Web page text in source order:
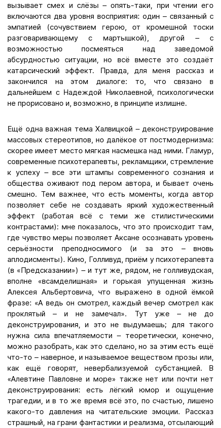
вызывает смех и слёзы – опять-таки, при чтении его
включаются два уровня восприятия: один – связанный с
эмпатией (сочувствием герою, от кромешной тоски
разговаривающему с мартышкой), другой – с
возможностью посмеяться над заведомой
абсурдностью ситуации, но всё вместе это создаёт
катарсический эффект. Правда, для меня рассказ и
закончился на этом диалоге: то, что связано в
дальнейшем с Надеждой Николаевной, психологически
не прорисовано и, возможно, в принципе излишне.
Ещё одна важная тема Халвицкой – деконструирование
массовых стереотипов, но далёкое от постмодернизма:
скорее имеет место мягкая насмешка над ними. Гламур,
современные психотерапевты, рекламщики, стремление
к успеху – все эти штампы современного сознания и
общества оживают под пером автора, и бывает очень
смешно. Тем важнее, что есть моменты, когда автор
позволяет себе не создавать яркий художественный
эффект (работая всё с теми же стилистическими
контрастами): мне показалось, что это происходит там,
где чувство меры позволяет Аксане осознавать уровень
серьёзности преподносимого (и за это – вновь
аплодисменты). Кино, Голливуд, приём у психотерапевта
(в «Предсказании») – и тут же, рядом, не голливудская,
вполне «всамделишная» и горькая упущенная жизнь
Алексея Альбертовича, что выражено в одной ёмкой
фразе: «А ведь он смотрел, каждый вечер смотрел как
проклятый – и не замечал». Тут уже – не до
деконструирования, и это не выдумаешь; для такого
нужна сила впечатляемости – теоретически, конечно,
можно разобрать, как это сделано, но за этим есть ещё
что-то – наверное, и называемое веществом прозы или,
как ещё говорят, невербализуемой субстанцией. В
«Алевтине Павловне и море» также нет или почти нет
деконструирования: есть лёгкий юмор и ощущение
трагедии, и в то же время всё это, по счастью, лишено
какого-то давления на читательские эмоции. Рассказ
страшный, на грани фантастики и реализма, отсылающий